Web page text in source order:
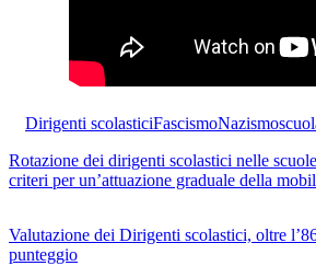
Dirigenti scolasticiFascismoNazismo
Rotazione dei dirigenti scolastici nelle
criteri per un’attuazione graduale della
Valutazione dei Dirigenti scolastici, oltre
punteggio